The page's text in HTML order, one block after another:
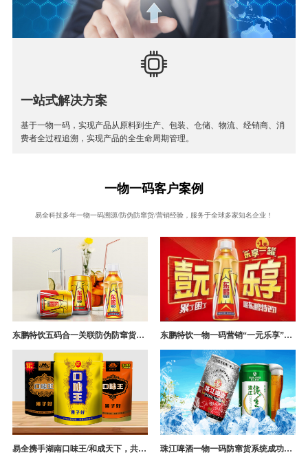
一站式解决方案
基于一物一码，实现产品从原料到生产、包装、仓储、物流、经销商、消
费者全过程追溯，实现产品的全生命周期管理。
一物一码客户案例
易全科技多年一物一码溯源/防伪防窜货/营销经验，服务于全球多家知名企业！
东鹏特饮五码合一关联防伪防窜货追溯系统成功案例 东鹏特饮一物一码营销“一元乐享”案例分析
易全携手湖南口味王/和成天下，共构槟榔一袋一码防伪防窜货营销系统 珠江啤酒一物一码防窜货系统成功案例